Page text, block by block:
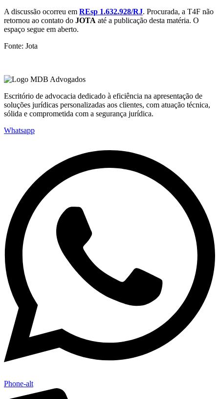
A discussão ocorreu em REsp 1.632.928/RJ. Procurada, a T4F não
retornou ao contato do JOTA até a publicação desta matéria. O
espaço segue em aberto.
Fonte: Jota
Escritório de advocacia dedicado à eficiência na apresentação de
soluções jurídicas personalizadas aos clientes, com atuação técnica,
sólida e comprometida com a segurança jurídica.
Whatsapp
Phone-alt